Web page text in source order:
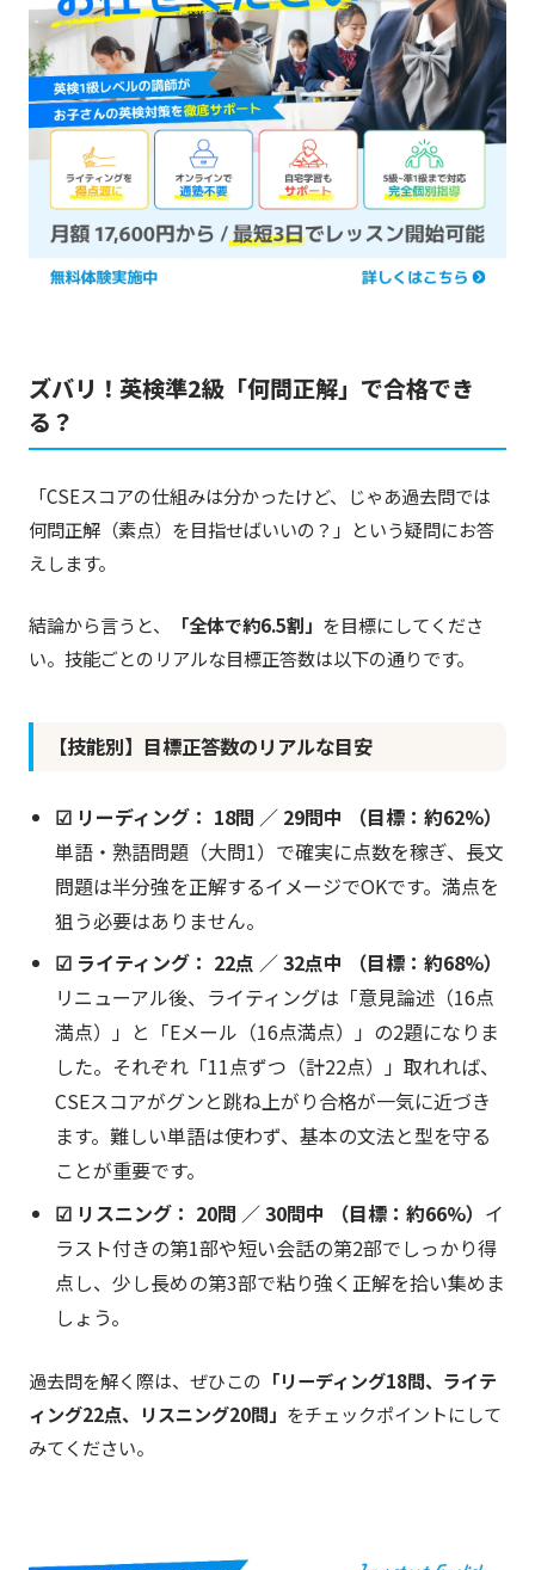
ズバリ！英検準2級「何問正解」で合格でき
る？
「CSEスコアの仕組みは分かったけど、じゃあ過去問では
何問正解（素点）を目指せばいいの？」という疑問にお答
えします。
結論から言うと、 「全体で約6.5割」 を目標にしてくださ
い。技能ごとのリアルな目標正答数は以下の通りです。
【技能別】目標正答数のリアルな目安
☑ リーディング： 18問 ／ 29問中 （目標：約62%）
単語・熟語問題（大問1）で確実に点数を稼ぎ、長文
問題は半分強を正解するイメージでOKです。満点を
狙う必要はありません。
☑ ライティング： 22点 ／ 32点中 （目標：約68%）
リニューアル後、ライティングは「意見論述（16点
満点）」と「Eメール（16点満点）」の2題になりま
した。それぞれ「11点ずつ（計22点）」取れれば、
CSEスコアがグンと跳ね上がり合格が一気に近づき
ます。難しい単語は使わず、基本の文法と型を守る
ことが重要です。
☑ リスニング： 20問 ／ 30問中 （目標：約66%） イ
ラスト付きの第1部や短い会話の第2部でしっかり得
点し、少し長めの第3部で粘り強く正解を拾い集めま
しょう。
過去問を解く際は、ぜひこの 「リーディング18問、ライテ
ィング22点、リスニング20問」 をチェックポイントにして
みてください。